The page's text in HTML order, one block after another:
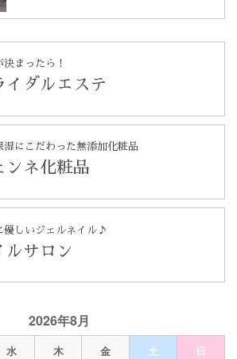
2026年8月
水 木 金 土 日
決まったら！
イダルエステ
湿にこだわった無添加化粧品
ンネ化粧品
優しいジェルネイル♪
ルサロン